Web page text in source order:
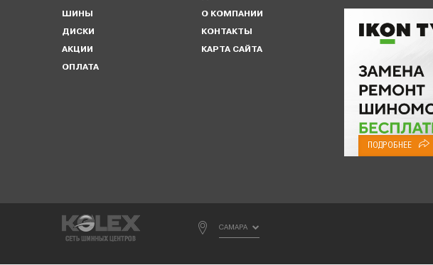
ШИНЫ
ДИСКИ
АКЦИИ
ОПЛАТА
О КОМПАНИИ
КОНТАКТЫ
КАРТА САЙТА
ПОДРОБНЕЕ
САМАРА